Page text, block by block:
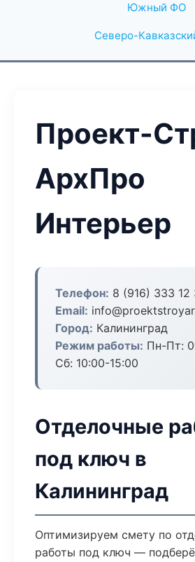
Южный ФО
Северо-
Проект-
АрхПро
Интерьер
Телефон: 8 (916) 333 12
Email:
Город: Калининград
Режим работы: Пн-Пт:
Сб: 10:00-15:00
Отделочные
под ключ в
Калининград
Оптимизируем смету по
работы под ключ —